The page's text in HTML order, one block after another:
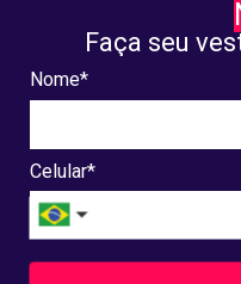
Faça seu
Nome*
Celular*
completa para as
do VIII Devir
8